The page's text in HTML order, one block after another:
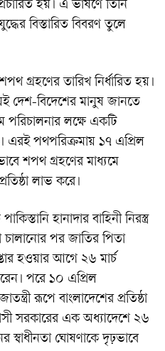
হয়। এ ভাষণে তিনি
বিস্তারিত বিবরণ তুলে
গ্রহণের তারিখ নির্ধারিত হয়।
দেশ-বিদেশের মানুষ জানতে
পরিচালনার লক্ষে একটি
পথপরিক্রমায় ১৭ এপ্রিল
শপথ গ্রহণের মাধ্যমে
লাভ করে।
হানাদার বাহিনী নিরস্ত্র
চালানোর পর জাতির পিতা
হওয়ার আগে ২৬ মার্চ
পরে ১০ এপ্রিল
রূপে বাংলাদেশের প্রতিষ্ঠা
সরকারের এক অধ্যাদেশে ২৬
স্বাধীনতা ঘোষণাকে দৃঢ়ভাবে